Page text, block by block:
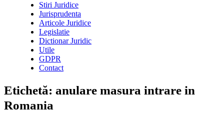
Stiri Juridice
Jurisprudenta
Articole Juridice
Legislatie
Dictionar Juridic
Utile
GDPR
Contact
Etichetă: anulare masura intrare in
Romania